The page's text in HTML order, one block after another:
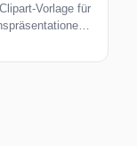
Vorlage für